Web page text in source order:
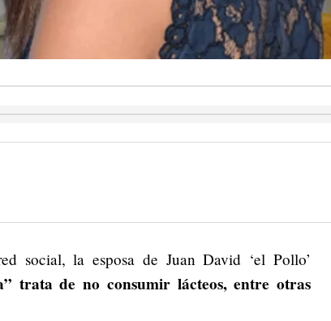
social, la esposa de Juan David ‘el Pollo’
trata de no consumir lácteos, entre otras